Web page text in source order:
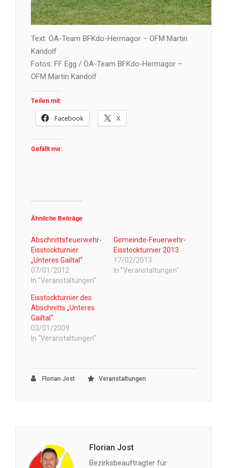
Text: ÖA-Team BFKdo-Hermagor – OFM Martin
Kandolf
Fotos: FF Egg / ÖA-Team BFKdo-Hermagor –
OFM Martin Kandolf
Teilen mit:
Facebook X
Gefällt mir:
Ähnliche Beiträge
Abschnittsfeuerwehr-
Eisstockturnier
„Unteres Gailtal“
07/01/2012
In "Veranstaltungen"
Gemeinde-Feuerwehr-
Eisstockturnier 2013
17/02/2013
In "Veranstaltungen"
Eisstockturnier des
Abschnitts „Unteres
Gailtal“
03/01/2009
In "Veranstaltungen"
Florian Jost Veranstaltungen
Florian Jost
Bezirksbeauftragter für